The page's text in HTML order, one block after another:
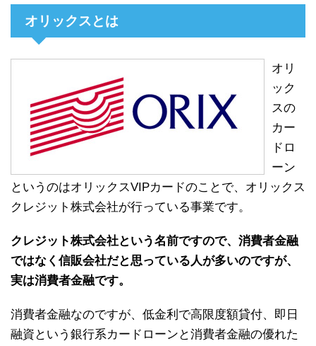
オリックスとは
オリ
ック
スの
カー
ドロ
ーン
というのはオリックスVIPカードのことで、オリックス
クレジット株式会社が行っている事業です。
クレジット株式会社という名前ですので、消費者金融
ではなく信販会社だと思っている人が多いのですが、
実は消費者金融です。
消費者金融なのですが、低金利で高限度額貸付、即日
融資という銀行系カードローンと消費者金融の優れた